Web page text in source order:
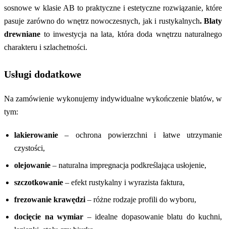
sosnowe w klasie AB to praktyczne i estetyczne rozwiązanie, które
pasuje zarówno do wnętrz nowoczesnych, jak i rustykalnych. Blaty
drewniane to inwestycja na lata, która doda wnętrzu naturalnego
charakteru i szlachetności.
Usługi dodatkowe
Na zamówienie wykonujemy indywidualne wykończenie blatów, w
tym:
lakierowanie – ochrona powierzchni i łatwe utrzymanie
czystości,
olejowanie – naturalna impregnacja podkreślająca usłojenie,
szczotkowanie – efekt rustykalny i wyrazista faktura,
frezowanie krawędzi – różne rodzaje profili do wyboru,
docięcie na wymiar – idealne dopasowanie blatu do kuchni,